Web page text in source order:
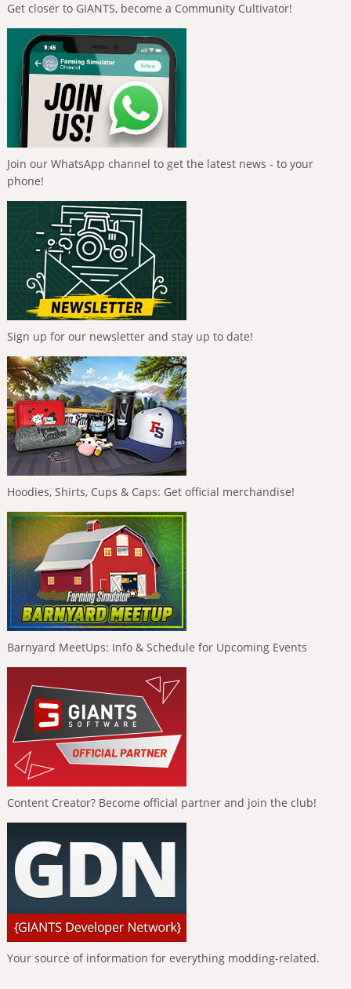
Get closer to GIANTS, become a Community Cultivator!
Join our WhatsApp channel to get the latest news - to your
phone!
Sign up for our newsletter and stay up to date!
Hoodies, Shirts, Cups & Caps: Get official merchandise!
Barnyard MeetUps: Info & Schedule for Upcoming Events
Content Creator? Become official partner and join the club!
Your source of information for everything modding-related.